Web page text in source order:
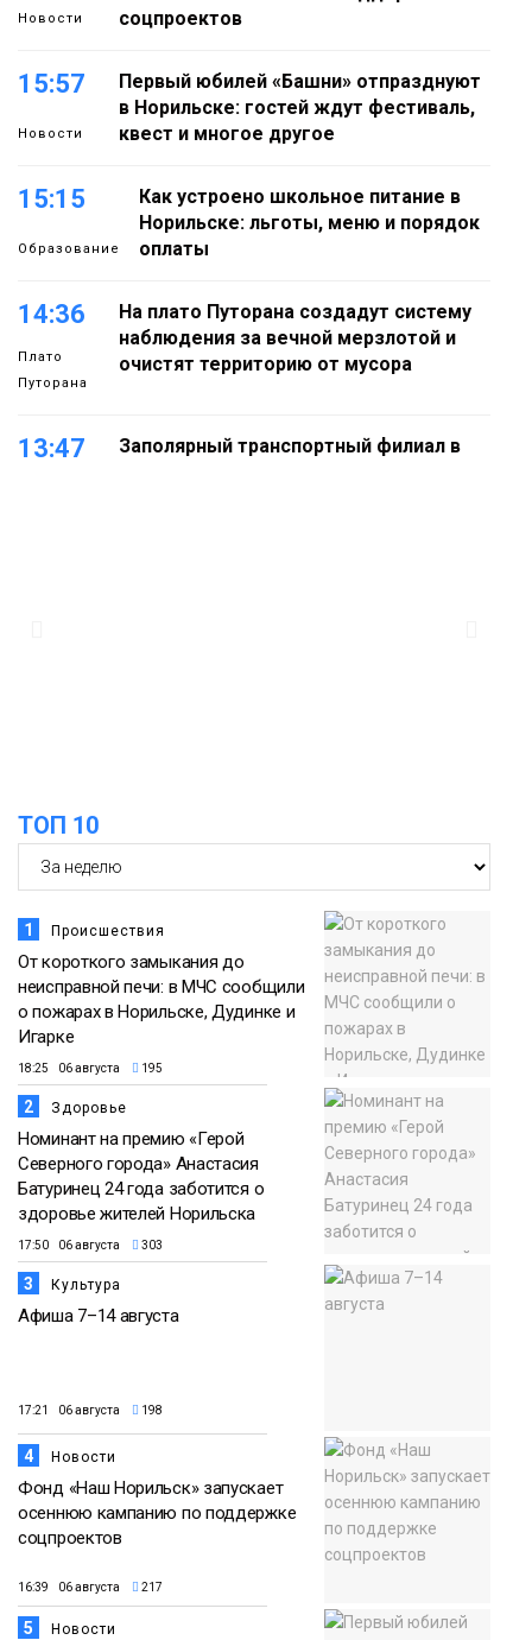
Новости
соцпроектов
15:57
Новости
Первый юбилей «Башни» отпразднуют
в Норильске: гостей ждут фестиваль,
квест и многое другое
15:15
Образование
Как устроено школьное питание в
Норильске: льготы, меню и порядок
оплаты
14:36
Плато
Путорана
На плато Путорана создадут систему
наблюдения за вечной мерзлотой и
очистят территорию от мусора
13:47
Заполярный транспортный филиал в
ТОП 10
1 Происшествия
От короткого замыкания до
неисправной печи: в МЧС сообщили
о пожарах в Норильске, Дудинке и
Игарке
18:25 06 августа 195
2 Здоровье
Номинант на премию «Герой
Северного города» Анастасия
Батуринец 24 года заботится о
здоровье жителей Норильска
17:50 06 августа 303
3 Культура
Афиша 7–14 августа
17:21 06 августа 198
4 Новости
Фонд «Наш Норильск» запускает
осеннюю кампанию по поддержке
соцпроектов
16:39 06 августа 217
5 Новости